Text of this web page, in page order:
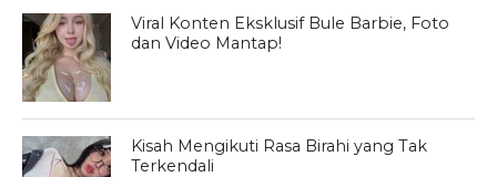
Viral Konten Eksklusif Bule Barbie, Foto
dan Video Mantap!
Kisah Mengikuti Rasa Birahi yang Tak
Terkendali